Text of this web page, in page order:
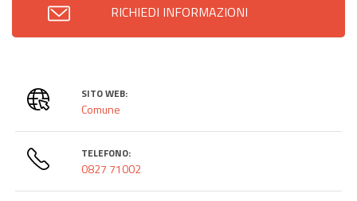
RICHIEDI INFORMAZIONI
SITO WEB:
Comune
TELEFONO:
0827 71002